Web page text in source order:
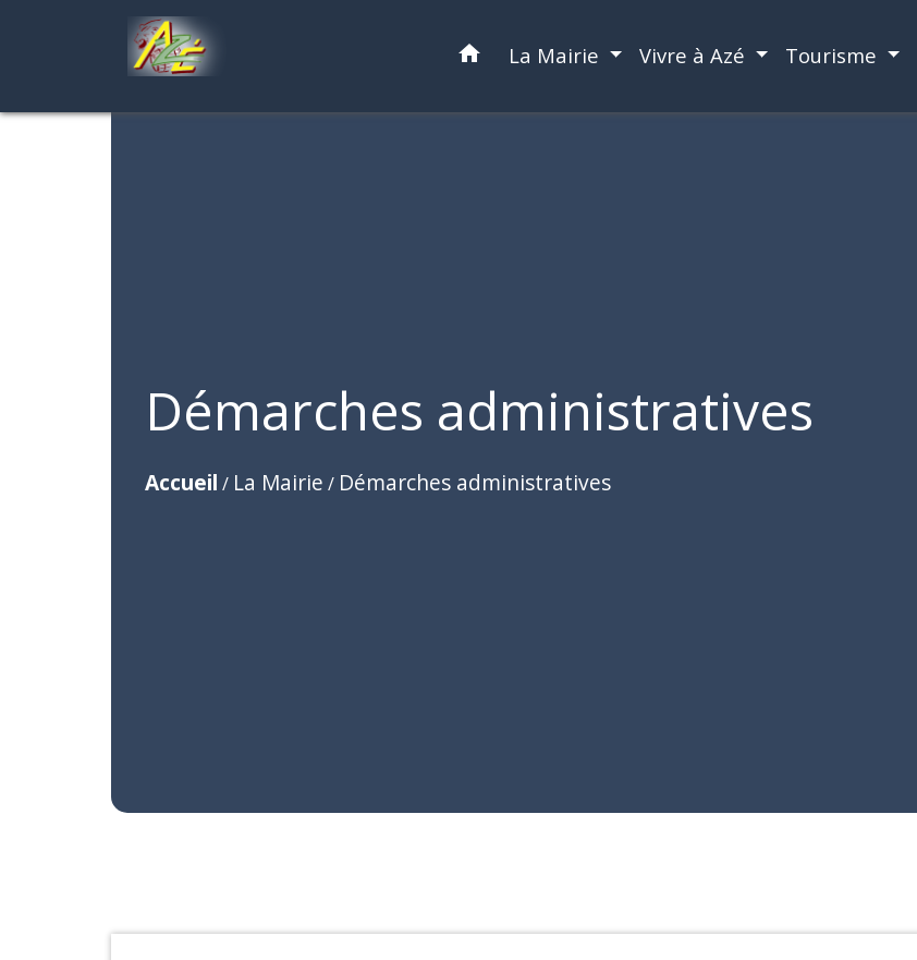
home La Mairie Vivre à Azé Tourisme
Démarches administratives
Accueil / La Mairie / Démarches administratives